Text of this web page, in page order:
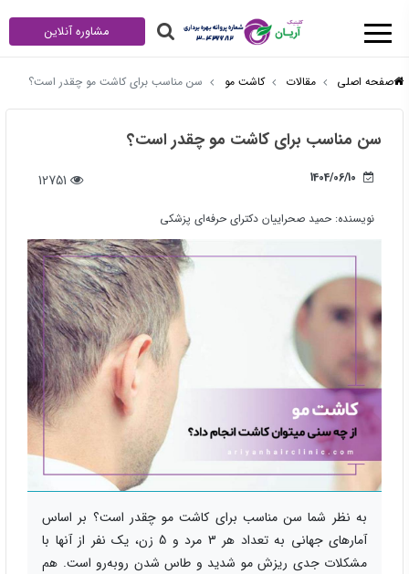
مشاوره آنلاین
صفحه اصلی مقالات کاشت مو سن مناسب برای کاشت مو چقدر است؟
سن مناسب برای کاشت مو چقدر است؟
1404/06/10
نویسنده: حمید صحراییان دکترای حرفه‌ای پزشکی
به نظر شما سن مناسب برای کاشت مو چقدر است؟ بر اساس
آمارهای جهانی به تعداد هر 3 مرد و 5 زن، یک نفر از آنها با
مشکلات جدی ریزش مو شدید و طاس شدن روبه‌رو است. هم